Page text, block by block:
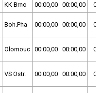
KK Brno 00:00,00 00:00,00
Boh.Pha 00:00,00 00:00,00
Olomouc 00:00,00 00:00,00
VS Ostr. 00:00,00 00:00,00